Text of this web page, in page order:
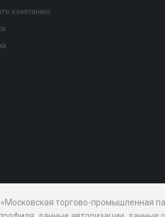
компанию
торгово-промышленная